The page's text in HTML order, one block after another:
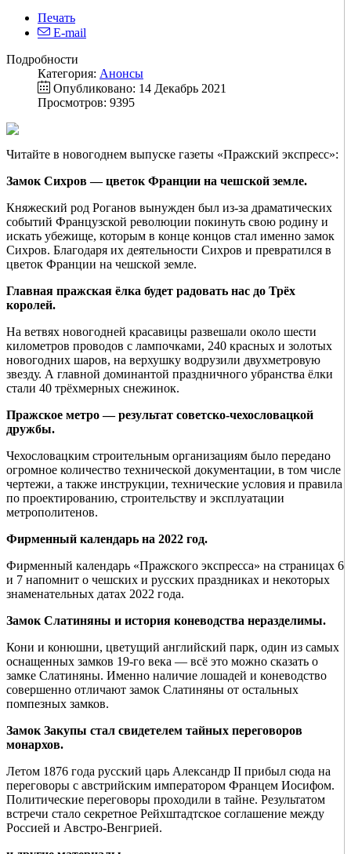
Печать
E-mail
Подробности
Категория: Анонсы
Опубликовано: 14 Декабрь 2021
Просмотров: 9395
Читайте в новогоднем выпуске газеты «Пражский экспресс»:
Замок Сихров — цветок Франции на чешской земле.
Княжеский род Роганов вынужден был из-за драматических
событий Французской революции покинуть свою родину и
искать убежище, которым в конце концов стал именно замок
Сихров. Благодаря их деятельности Сихров и превратился в
цветок Франции на чешской земле.
Главная пражская ёлка будет радовать нас до Трёх
королей.
На ветвях новогодней красавицы развешали около шести
километров проводов с лампочками, 240 красных и золотых
новогодних шаров, на верхушку водрузили двухметровую
звезду. А главной доминантой праздничного убранства ёлки
стали 40 трёхмерных снежинок.
Пражское метро — результат советско-чехословацкой
дружбы.
Чехословацким строительным организациям было передано
огромное количество технической документации, в том числе
чертежи, а также инструкции, технические условия и правила
по проектированию, строительству и эксплуатации
метрополитенов.
Фирменный календарь на 2022 год.
Фирменный календарь «Пражского экспресса» на страницах 6
и 7 напомнит о чешских и русских праздниках и некоторых
знаменательных датах 2022 года.
Замок Слатиняны и история коневодства неразделимы.
Кони и конюшни, цветущий английский парк, один из самых
оснащенных замков 19-го века — всё это можно сказать о
замке Слатиняны. Именно наличие лошадей и коневодство
совершенно отличают замок Слатиняны от остальных
помпезных замков.
Замок Закупы стал свидетелем тайных переговоров
монархов.
Летом 1876 года русский царь Александр II прибыл сюда на
переговоры с австрийским императором Францем Иосифом.
Политические переговоры проходили в тайне. Результатом
встречи стало секретное Рейхштадтское соглашение между
Россией и Австро-Венгрией.